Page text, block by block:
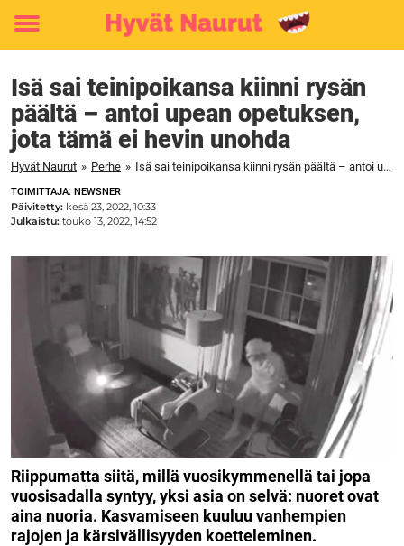
Toggle
Isä sai teinipoikansa kiinni rysän
päältä – antoi upean opetuksen,
jota tämä ei hevin unohda
Hyvät Naurut » Perhe » Isä sai teinipoikansa kiinni rysän päältä – antoi upean opetuksen, jota tämä ei hevin unohda
TOIMITTAJA: NEWSNER
Päivitetty: kesä 23, 2022, 10:33
Julkaistu: touko 13, 2022, 14:52
Riippumatta siitä, millä vuosikymmenellä tai jopa
vuosisadalla syntyy, yksi asia on selvä: nuoret ovat
aina nuoria. Kasvamiseen kuuluu vanhempien
rajojen ja kärsivällisyyden koetteleminen.